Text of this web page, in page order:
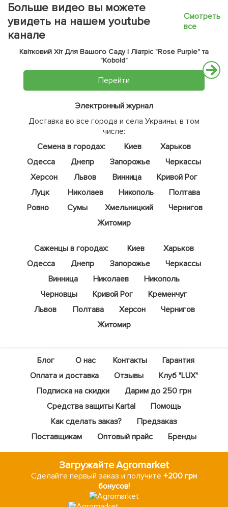
Больше видео вы можете
увидеть на нашем youtube
канале
Смотреть
все
Квітковий Хіт Для Вашого Саду | Ліатріс "Rose Purple" та
"Kobold"
Перейти
Электронный журнал
Доставка во все города и села Украины, в том
числе:
Семена в городах:
Киев
Харьков
Одесса
Днепр Запорожье
Черкассы
Херсон
Львов Винница
Кривой Рог
Луцк
Николаев Никополь
Полтава
Ровно
Сумы Хмельницкий
Чернигов
Житомир
Саженцы в городах: Киев
Харьков
Одесса
Днепр Запорожье
Черкассы
Винница
Николаев
Никополь
Черновцы
Кривой Рог
Кременчуг
Львов
Полтава Херсон
Чернигов
Житомир
Блог О нас Контакты
Гарантия
Оплата и доставка
Отзывы
Клуб "LUX"
Подписка на скидки
Дарим до 250 грн
Средства защиты Kartal
Помощь
Как сделать заказ?
Предзаказ
Поставщикам
Оптовый прайс Бренды
Загружайте Agromarket
Сделайте первый заказ и получите +200 грн
бонусов!